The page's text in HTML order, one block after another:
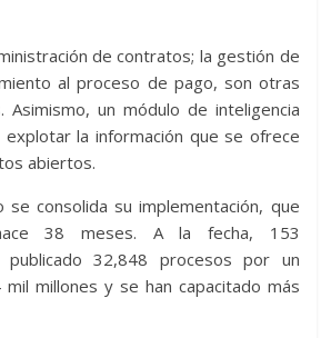
de contratos; la gestión de
al proceso de pago, son otras
Asimismo, un módulo de inteligencia
la información que se ofrece
abiertos.
consolida su implementación, que
38 meses. A la fecha, 153
publicado 32,848 procesos por un
millones y se han capacitado más